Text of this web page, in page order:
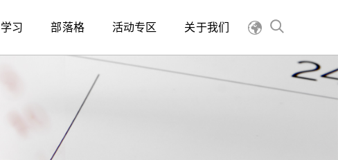
习 部落格 活动专区 关于我们